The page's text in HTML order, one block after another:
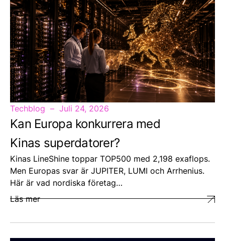
Techblog Juli 24, 2026
Kan Europa konkurrera med
Kinas superdatorer?
Kinas LineShine toppar TOP500 med 2,198 exaflops.
Men Europas svar är JUPITER, LUMI och Arrhenius.
Här är vad nordiska företag…
Läs mer